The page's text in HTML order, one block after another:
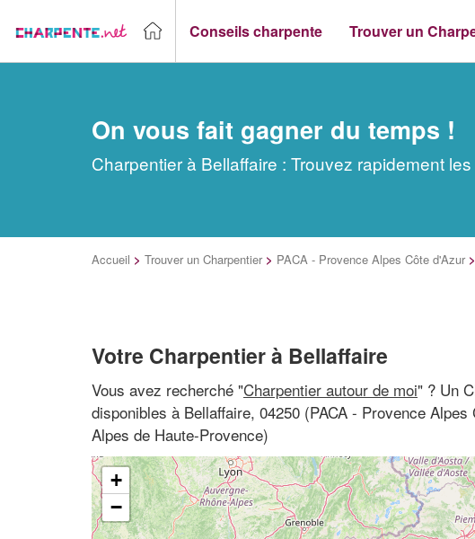
Conseils charpente Trouver un
On vous fait gagner du temps !
Charpentier à Bellaffaire : Trouvez rapidement
Accueil > Trouver un Charpentier > PACA - Provence Alpes Côte d'Azur >
Votre Charpentier à Bellaffaire
Vous avez recherché "Charpentier autour de moi" ? Un
disponibles à Bellaffaire, 04250 (PACA - Provence Alpes
Alpes de Haute-Provence)
+
−